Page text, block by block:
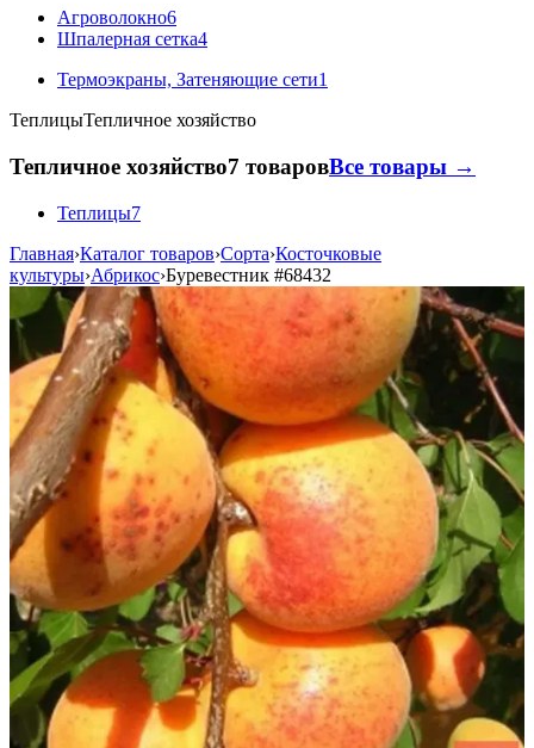
Агроволокно6
Шпалерная сетка4
Термоэкраны, Затеняющие сети1
ТеплицыТепличное хозяйство
Тепличное хозяйство7 товаровВсе товары →
Теплицы7
Главная›Каталог товаров›Сорта›Косточковые
культуры›Абрикос›Буревестник #68432